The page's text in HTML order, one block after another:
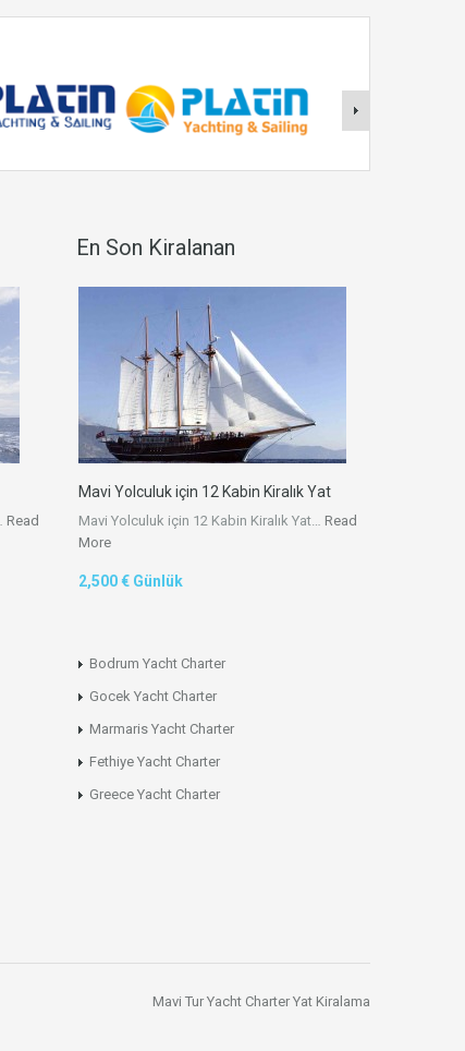
Read
En Son Kiralanan
Mavi Yolculuk için 12 Kabin Kiralık Yat
Mavi Yolculuk için 12 Kabin Kiralık Yat… Read
More
2,500 € Günlük
Bodrum Yacht Charter
Gocek Yacht Charter
Marmaris Yacht Charter
Fethiye Yacht Charter
Greece Yacht Charter
Mavi Tur Yacht Charter Yat Kiralama